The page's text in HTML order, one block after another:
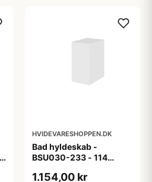
HVIDEVARESHOPPEN.DK
Bad hyldeskab -
BSU030-233 - 114
m/eg ABS-kant
1.154,00 kr